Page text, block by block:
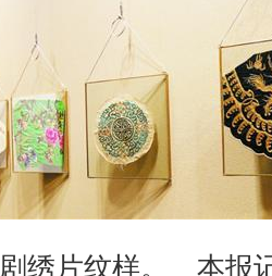
绣片纹样。 本报